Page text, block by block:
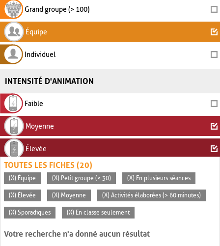
Grand groupe (> 100)
Équipe
Individuel
INTENSITÉ D'ANIMATION
Faible
Moyenne
Élevée
TOUTES LES FICHES (20)
(X) Équipe (X) Petit groupe (< 30) (X) En plusieurs séances
(X) Élevée (X) Moyenne (X) Activités élaborées (> 60 minutes)
(X) Sporadiques (X) En classe seulement
Votre recherche n'a donné aucun résultat